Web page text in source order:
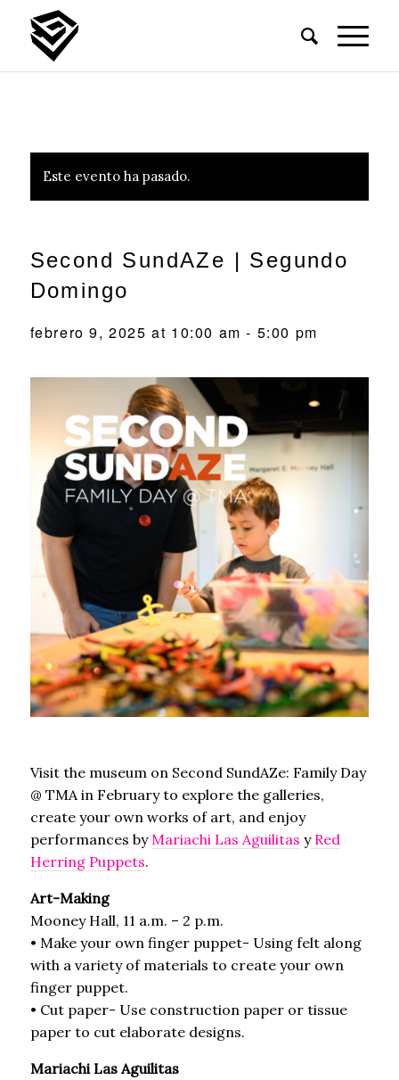
Este evento ha pasado.
Second SundAZe | Segundo
Domingo
febrero 9, 2025 at 10:00 am - 5:00 pm
Visit the museum on Second SundAZe: Family Day
@ TMA in February to explore the galleries,
create your own works of art, and enjoy
performances by Mariachi Las Aguilitas yRed
Herring Puppets.
Art-Making
Mooney Hall, 11 a.m. – 2 p.m.
• Make your own finger puppet- Using felt along
with a variety of materials to create your own
finger puppet.
• Cut paper- Use construction paper or tissue
paper to cut elaborate designs.
Mariachi Las Aguilitas